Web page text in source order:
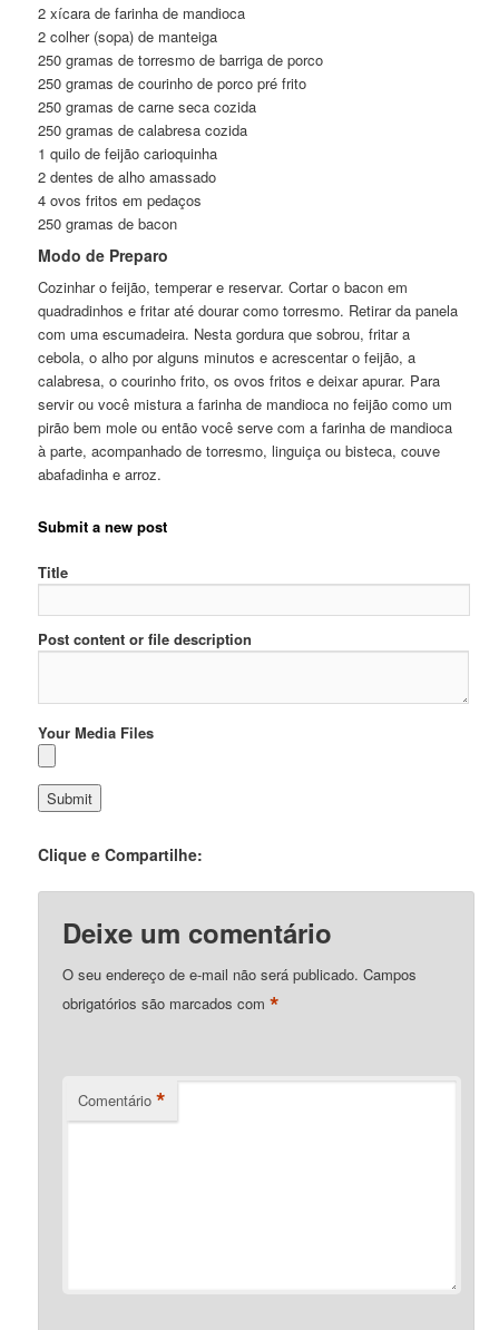
2 xícara de farinha de mandioca
2 colher (sopa) de manteiga
250 gramas de torresmo de barriga de porco
250 gramas de courinho de porco pré frito
250 gramas de carne seca cozida
250 gramas de calabresa cozida
1 quilo de feijão carioquinha
2 dentes de alho amassado
4 ovos fritos em pedaços
250 gramas de bacon
Modo de Preparo
Cozinhar o feijão, temperar e reservar. Cortar o bacon em
quadradinhos e fritar até dourar como torresmo. Retirar da panela
com uma escumadeira. Nesta gordura que sobrou, fritar a
cebola, o alho por alguns minutos e acrescentar o feijão, a
calabresa, o courinho frito, os ovos fritos e deixar apurar. Para
servir ou você mistura a farinha de mandioca no feijão como um
pirão bem mole ou então você serve com a farinha de mandioca
à parte, acompanhado de torresmo, linguiça ou bisteca, couve
abafadinha e arroz.
Submit a new post
Title
Post content or file description
Your Media Files
Clique e Compartilhe:
Deixe um comentário
O seu endereço de e-mail não será publicado. Campos
obrigatórios são marcados com*
Comentário *